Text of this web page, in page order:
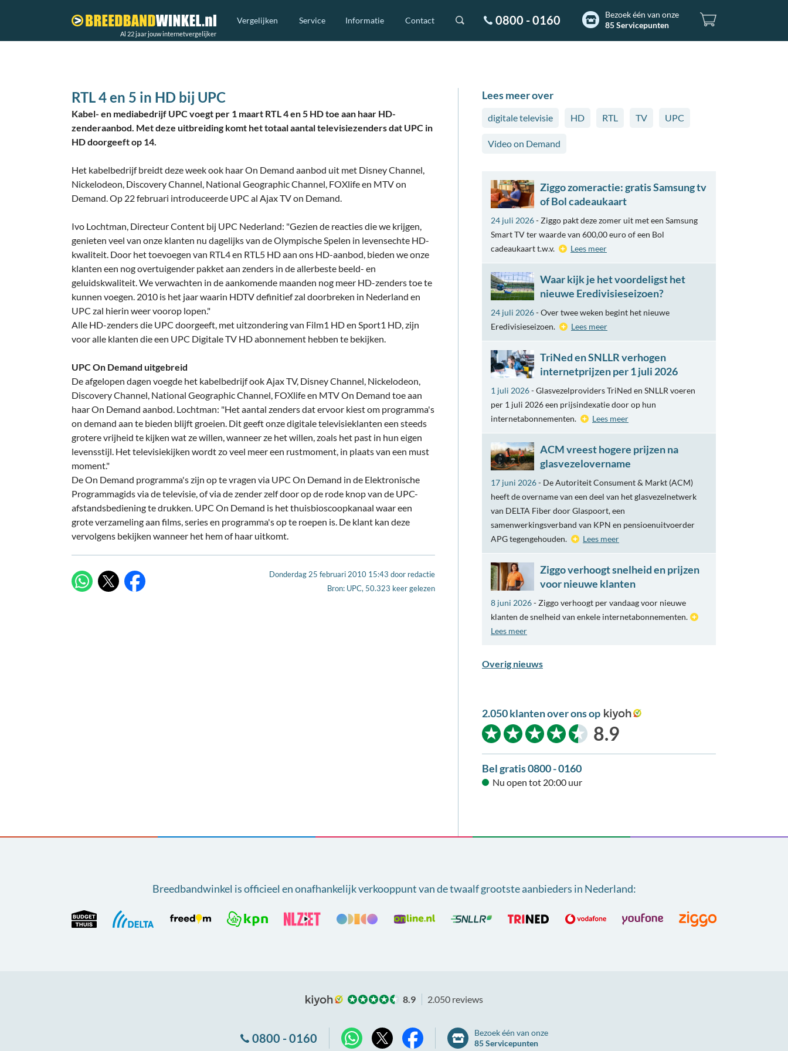
Al 22 jaar jouw internetvergelijker
Vergelijken Service Informatie Contact 0800 - 0160
Bezoek één van onze
85 Servicepunten
RTL 4 en 5 in HD bij UPC
Kabel- en mediabedrijf UPC voegt per 1 maart RTL 4 en 5 HD toe aan haar HD-
zenderaanbod. Met deze uitbreiding komt het totaal aantal televisiezenders dat UPC in
HD doorgeeft op 14.
Het kabelbedrijf breidt deze week ook haar On Demand aanbod uit met Disney Channel,
Nickelodeon, Discovery Channel, National Geographic Channel, FOXlife en MTV on
Demand. Op 22 februari introduceerde UPC al Ajax TV on Demand.
Ivo Lochtman, Directeur Content bij UPC Nederland: "Gezien de reacties die we krijgen,
genieten veel van onze klanten nu dagelijks van de Olympische Spelen in levensechte HD-
kwaliteit. Door het toevoegen van RTL4 en RTL5 HD aan ons HD-aanbod, bieden we onze
klanten een nog overtuigender pakket aan zenders in de allerbeste beeld- en
geluidskwaliteit. We verwachten in de aankomende maanden nog meer HD-zenders toe te
kunnen voegen. 2010 is het jaar waarin HDTV definitief zal doorbreken in Nederland en
UPC zal hierin weer voorop lopen."
Alle HD-zenders die UPC doorgeeft, met uitzondering van Film1 HD en Sport1 HD, zijn
voor alle klanten die een UPC Digitale TV HD abonnement hebben te bekijken.
UPC On Demand uitgebreid
De afgelopen dagen voegde het kabelbedrijf ook Ajax TV, Disney Channel, Nickelodeon,
Discovery Channel, National Geographic Channel, FOXlife en MTV On Demand toe aan
haar On Demand aanbod. Lochtman: "Het aantal zenders dat ervoor kiest om programma's
on demand aan te bieden blijft groeien. Dit geeft onze digitale televisieklanten een steeds
grotere vrijheid te kijken wat ze willen, wanneer ze het willen, zoals het past in hun eigen
levensstijl. Het televisiekijken wordt zo veel meer een rustmoment, in plaats van een must
moment."
De On Demand programma's zijn op te vragen via UPC On Demand in de Elektronische
Programmagids via de televisie, of via de zender zelf door op de rode knop van de UPC-
afstandsbediening te drukken. UPC On Demand is het thuisbioscoopkanaal waar een
grote verzameling aan films, series en programma's op te roepen is. De klant kan deze
vervolgens bekijken wanneer het hem of haar uitkomt.
Donderdag 25 februari 2010 15:43 door redactie
Bron: UPC, 50.323 keer gelezen
Lees meer over
digitale televisie HD RTL TV UPC
Video on Demand
Ziggo zomeractie: gratis Samsung tv
of Bol cadeaukaart
24 juli 2026- Ziggo pakt deze zomer uit met een Samsung
Smart TV ter waarde van 600,00 euro of een Bol
cadeaukaart t.w.v.
Lees meer
Waar kijk je het voordeligst het
nieuwe Eredivisieseizoen?
24 juli 2026- Over twee weken begint het nieuwe
Eredivisieseizoen.
Lees meer
TriNed en SNLLR verhogen
internetprijzen per 1 juli 2026
1 juli 2026- Glasvezelproviders TriNed en SNLLR voeren
per 1 juli 2026 een prijsindexatie door op hun
internetabonnementen.
Lees meer
ACM vreest hogere prijzen na
glasvezelovername
17 juni 2026- De Autoriteit Consument & Markt (ACM)
heeft de overname van een deel van het glasvezelnetwerk
van DELTA Fiber door Glaspoort, een
samenwerkingsverband van KPN en pensioenuitvoerder
APG tegengehouden.
Lees meer
Ziggo verhoogt snelheid en prijzen
voor nieuwe klanten
8 juni 2026- Ziggo verhoogt per vandaag voor nieuwe
klanten de snelheid van enkele internetabonnementen.
Lees meer
Overig nieuws
2.050 klanten over ons op
kiyoh
8.9
Bel gratis 0800 - 0160
Nu open tot 20:00 uur
Breedbandwinkel is officieel en onafhankelijk verkooppunt vande twaalf grootste aanbieders in Nederland:
8.9 2.050 reviews
0800 - 0160
Bezoek één van onze
85 Servicepunten